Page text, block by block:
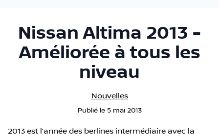
Nissan Altima 2013 -
Améliorée à tous les
niveau
Nouvelles
Publié le 5 mai 2013
2013 est l’année des berlines intermédiaire avec la